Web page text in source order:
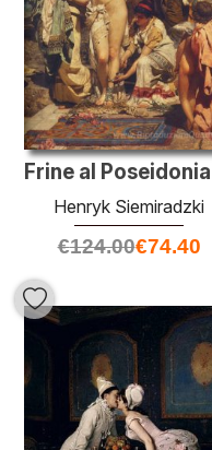
Henryk Siemiradzki
€124.00€74.40